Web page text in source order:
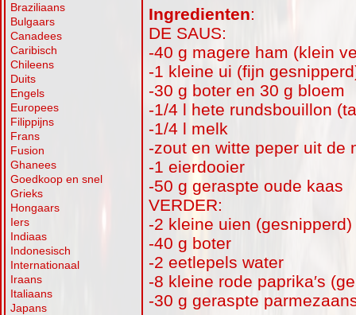
Braziliaans
Bulgaars
Canadees
Caribisch
Chileens
Duits
Engels
Europees
Filippijns
Frans
Fusion
Ghanees
Goedkoop en snel
Grieks
Hongaars
Iers
Indiaas
Indonesisch
Internationaal
Iraans
Italiaans
Japans
Ingredienten:
DE SAUS:
-40 g magere ham (klein
-1 kleine ui (fijn
-30 g boter en 30 g bloem
-1/4 l hete rundsbouillon
-1/4 l melk
-zout en witte peper uit de
-1 eierdooier
-50 g geraspte oude kaas
VERDER:
-2 kleine uien (gesnipperd)
-40 g boter
-2 eetlepels water
-8 kleine rode paprika′s
-30 g geraspte